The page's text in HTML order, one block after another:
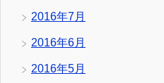
2016年7月
2016年6月
2016年5月